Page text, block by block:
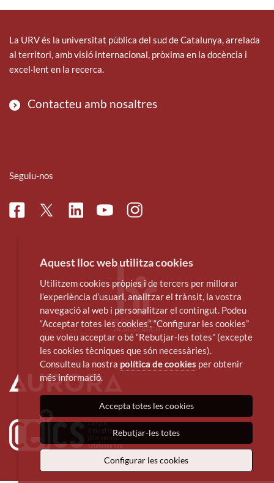
La URV és la universitat pública del sud de Catalunya, arrelada
al territori, amb visió internacional, pròxima en la docència i
excel·lent en la recerca.
Contacteu amb nosaltres
Seguiu-nos
FacebookTwitterLinkedinYoutubeInstagram
Aquest lloc web utilitza cookies
Utilitzem cookies pròpies i de tercers per millorar
l’experiència d’usuari, analitzar el trànsit, la vostra
navegació al web i personalitzar el contingut. Podeu
“Acceptar totes les cookies”, “Configurar les cookies”
que voleu acceptar o bé “Rebutjar-les totes” (excepte
les cookies tècniques que són necessàries).
Consulteu la nostra política de cookies per obtenir
més informació.
Accepta totes les cookies
Rebutjar-les totes
Configurar les cookies